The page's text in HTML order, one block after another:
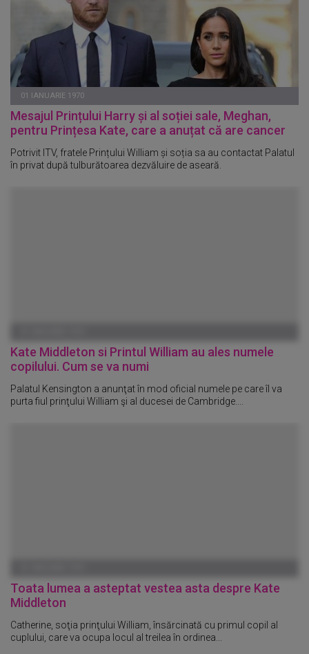
01 IANUARIE 1970
Mesajul Prințului Harry și al soției sale, Meghan,
pentru Prințesa Kate, care a anuțat că are cancer
Potrivit ITV, fratele Prințului William și soția sa au contactat Palatul
în privat după tulburătoarea dezvăluire de aseară.
Kate Middleton si Printul William au ales numele
copilului. Cum se va numi
Palatul Kensington a anunţat în mod oficial numele pe care îl va
purta fiul prinţului William şi al ducesei de Cambridge....
Toata lumea a asteptat vestea asta despre Kate
Middleton
Catherine, soţia prinţului William, însărcinată cu primul copil al
cuplului, care va ocupa locul al treilea în ordinea...